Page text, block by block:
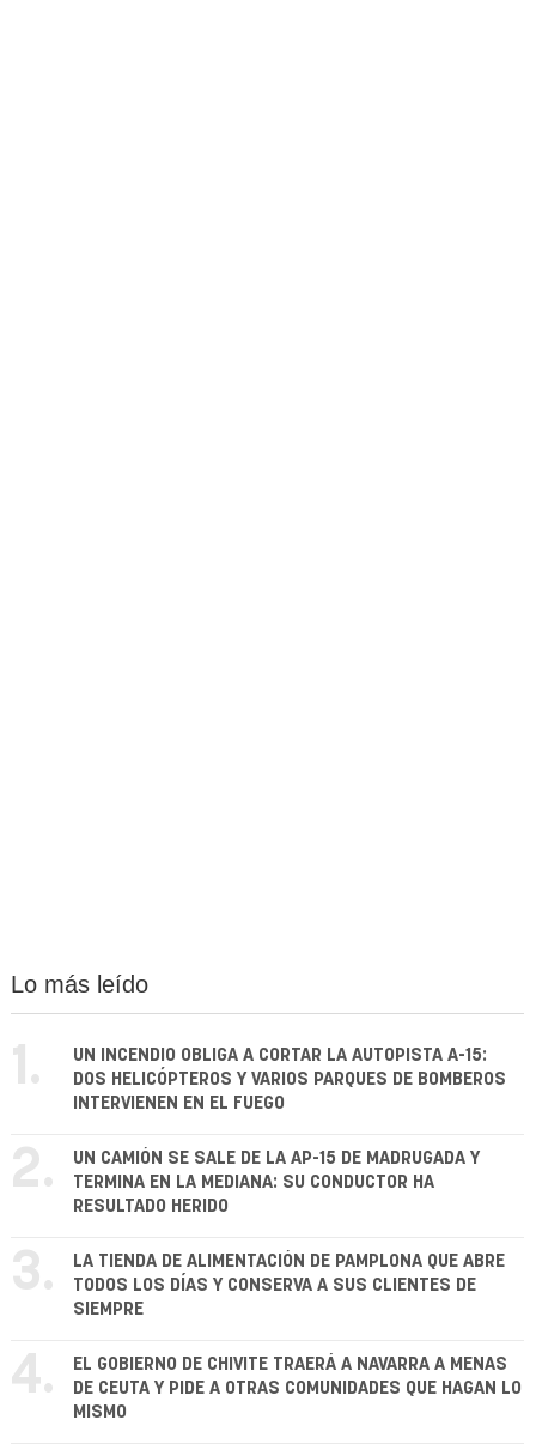
Lo más leído
1.
UN INCENDIO OBLIGA A CORTAR LA AUTOPISTA A-15:
DOS HELICÓPTEROS Y VARIOS PARQUES DE BOMBEROS
INTERVIENEN EN EL FUEGO
2.
UN CAMIÓN SE SALE DE LA AP-15 DE MADRUGADA Y
TERMINA EN LA MEDIANA: SU CONDUCTOR HA
RESULTADO HERIDO
3.
LA TIENDA DE ALIMENTACIÓN DE PAMPLONA QUE ABRE
TODOS LOS DÍAS Y CONSERVA A SUS CLIENTES DE
SIEMPRE
4.
EL GOBIERNO DE CHIVITE TRAERÁ A NAVARRA A MENAS
DE CEUTA Y PIDE A OTRAS COMUNIDADES QUE HAGAN LO
MISMO